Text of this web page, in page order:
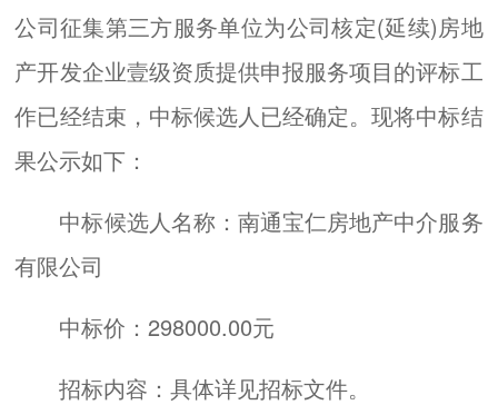
公司征集第三方服务单位为公司核定(延续)房地
产开发企业壹级资质提供申报服务项目的评标工
作已经结束，中标候选人已经确定。现将中标结
果公示如下：
中标候选人名称：南通宝仁房地产中介服务
有限公司
中标价：298000.00元
招标内容：具体详见招标文件。